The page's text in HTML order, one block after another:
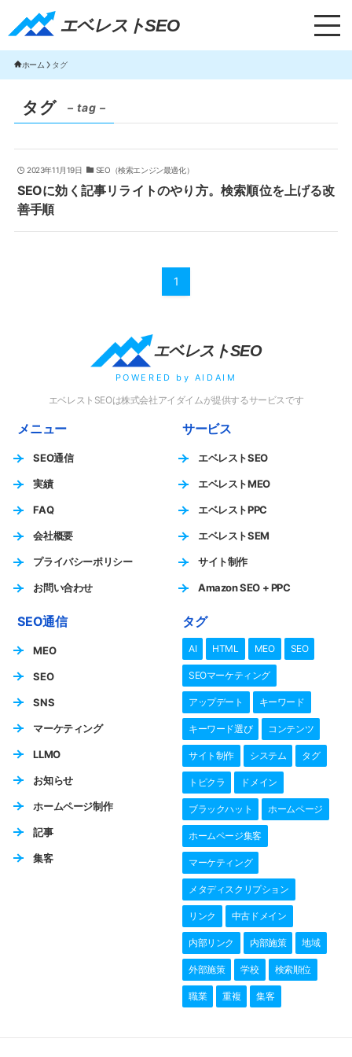
エベレストSEO
エベレストSEO｜TOP
ホーム タグ
タグ – tag –
2023年11月19日 SEO（検索エンジン最適化）
SEOに効く記事リライトのやり方。検索順位を上げる改
善手順
1
エベレストSEO
POWERED by AIDAIM
エベレストSEOは株式会社アイダイムが提供するサービスです
メニュー
SEO通信
実績
FAQ
会社概要
プライバシーポリシー
お問い合わせ
サービス
エベレストSEO
エベレストMEO
エベレストPPC
エベレストSEM
サイト制作
Amazon SEO + PPC
SEO通信
MEO
SEO
SNS
マーケティング
LLMO
お知らせ
ホームページ制作
記事
集客
タグ
AI HTML MEO SEO
SEOマーケティング
アップデート キーワード
キーワード選び コンテンツ
サイト制作 システム タグ
トピクラ ドメイン
ブラックハット ホームページ
ホームページ集客
マーケティング
メタディスクリプション
リンク 中古ドメイン
内部リンク 内部施策 地域
外部施策 学校 検索順位
職業 重複 集客